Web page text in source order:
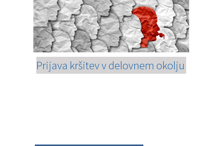
Prijava kršitev v delovnem okolju